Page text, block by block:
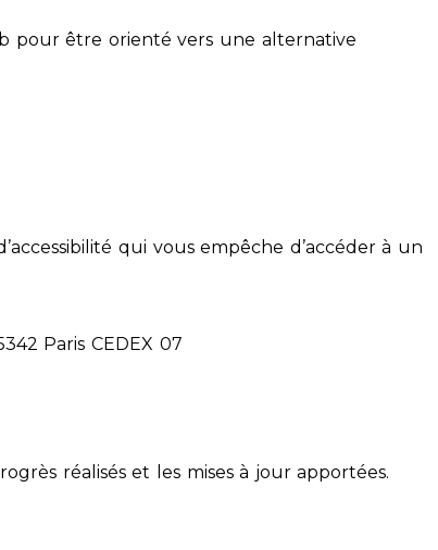
pour être orienté vers une alternative
qui vous empêche d’accéder à un
Paris CEDEX 07
réalisés et les mises à jour apportées.